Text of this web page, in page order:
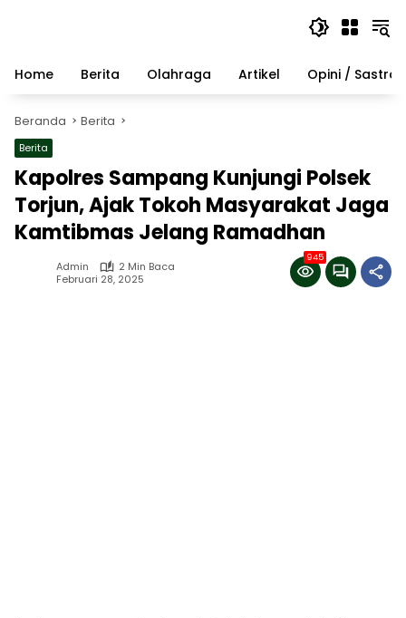
Home
Berita Olahraga Artikel Opini / Sastra
Beranda Berita
Berita
Kapolres Sampang Kunjungi Polsek
Torjun, Ajak Tokoh Masyarakat Jaga
Kamtibmas Jelang Ramadhan
Admin
2 Min Baca
Februari 28, 2025
945